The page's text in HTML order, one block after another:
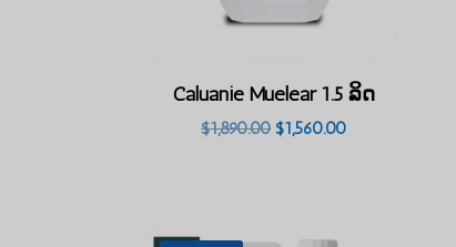
Caluanie Muelear 1.5 ລິດ
$1,890.00 ລາຄາ
$1,560.00ລາຄາ